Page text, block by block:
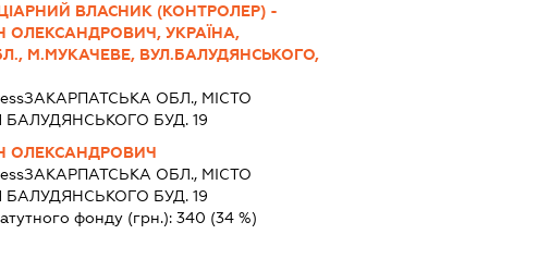
ВЛАСНИК (КОНТРОЛЕР) -
ОЛЕКСАНДРОВИЧ, УКРАЇНА,
М.МУКАЧЕВЕ, ВУЛ.БАЛУДЯНСЬКОГО,
ЗАКАРПАТСЬКА ОБЛ., МІСТО
БУД. 19
ОЛЕКСАНДРОВИЧ
ЗАКАРПАТСЬКА ОБЛ., МІСТО
БУД. 19
фонду (грн.): 340 (34 %)